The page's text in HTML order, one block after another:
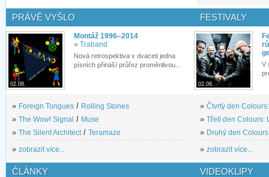
PRÁVĚ VYŠLO
02.08.
Montáž 1996–2014
» Traband
Nová retrospektiva v dvaceti jedna
písních přináší průřez proměnlivou...
» Foreign Tongues / Rolling Stones
» The Wow! Signal / Muse
» The Silent Architect / Teramaze
» zobrazit více...
FESTIVALY
02.08.
V
» Čtvrtý den
» Třetí den Colours:
» Druhý den
» zobrazit více...
ČLÁNKY VIDEOKLIPY